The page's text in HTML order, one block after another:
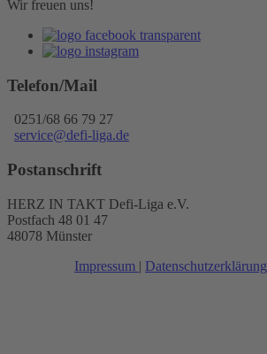
Wir freuen uns!
Telefon/Mail
0251/68 66 79 27
service@defi-liga.de
Postanschrift
HERZ IN TAKT Defi-Liga e.V.
Postfach 48 01 47
48078 Münster
Impressum | Datenschutzerklärung